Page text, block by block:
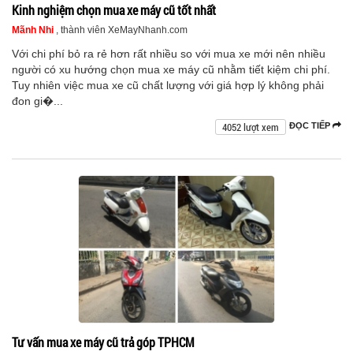
Kinh nghiệm chọn mua xe máy cũ tốt nhất
Mãnh Nhi , thành viên XeMayNhanh.com
Với chi phí bỏ ra rẻ hơn rất nhiều so với mua xe mới nên nhiều
người có xu hướng chọn mua xe máy cũ nhằm tiết kiệm chi phí.
Tuy nhiên việc mua xe cũ chất lượng với giá hợp lý không phải
đon gi�...
ĐỌC TIẾP
4052 lượt xem
Tư vấn mua xe máy cũ trả góp TPHCM